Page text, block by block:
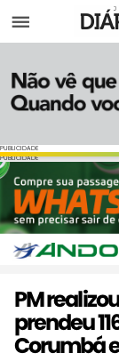
Menu
PUBLICIDADE
PUBLICIDADE
PM
prendeu
Corumbá